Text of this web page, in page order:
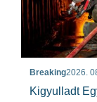
Breaking2026.
Kigyulladt